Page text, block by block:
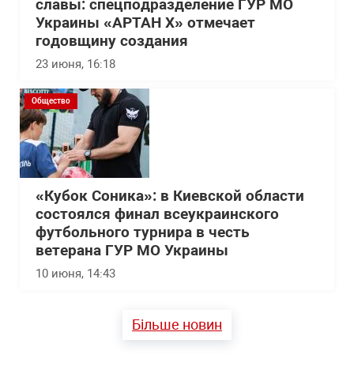
славы: спецподразделение ГУР МО
Украины «АРТАН Х» отмечает
годовщину создания
23 июня, 16:18
Общество
«Кубок Соника»: в Киевской области
состоялся финал всеукраинского
футбольного турнира в честь
ветерана ГУР МО Украины
10 июня, 14:43
Більше новин